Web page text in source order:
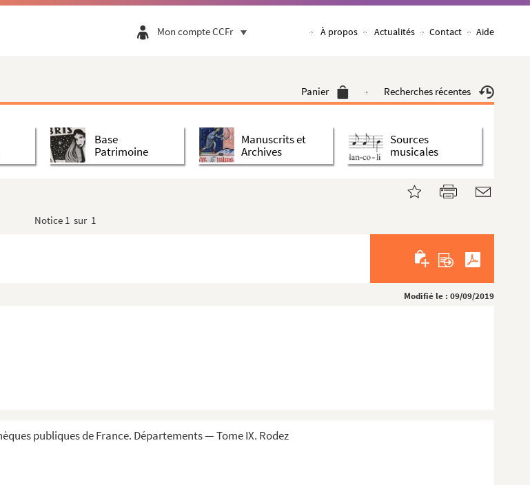
Mon compte CCFr À propos Actualités Contact Aide
Panier Recherches récentes
Base
Patrimoine
Manuscrits et
Archives
Sources
musicales
Notice 1 sur 1
Modifié le : 09/09/2019
publiques de France. Départements — Tome IX. Rodez